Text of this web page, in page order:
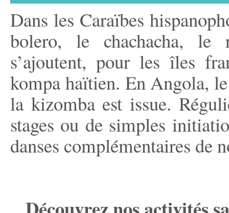
Dans les Caraïbes
bolero, le chachacha, le
s’ajoutent, pour les îles
kompa haïtien. En Angola,
la kizomba est issue.
stages ou de simples
danses complémentaires de